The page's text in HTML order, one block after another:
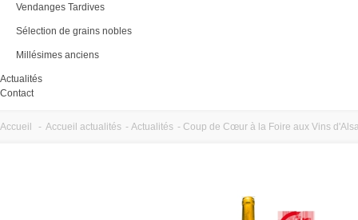
Vendanges Tardives
Sélection de grains nobles
Millésimes anciens
Actualités
Contact
Accueil - Accueil actualités - Actualités - Coup de Cœur à la Foire aux Vins